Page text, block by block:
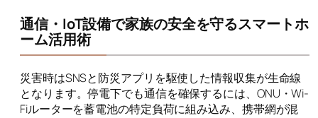
通信・IoT設備で家族の安全を守るスマートホ
ーム活用術
災害時はSNSと防災アプリを駆使した情報収集が生命線
となります。停電下でも通信を確保するには、ONU・Wi-
Fiルーターを蓄電池の特定負荷に組み込み、携帯網が混